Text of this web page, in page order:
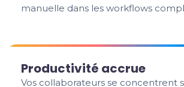
manuelle dans les workflows
Productivité accrue
Vos collaborateurs se concentrent